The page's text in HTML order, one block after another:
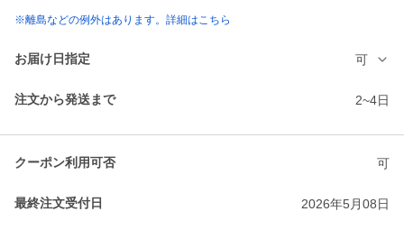
※離島などの例外はあります。詳細はこちら
お届け日指定 可
注文から発送まで 2~4日
クーポン利用可否 可
最終注文受付日 2026年5月08日